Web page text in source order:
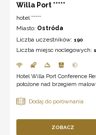
Willa Port *****
hotel *****
Miasto: Ostróda
Liczba uczestników: 190
Liczba miejsc noclegowych:
Hotel Willa Port Conference
położone nad brzegiem
ZOBACZ